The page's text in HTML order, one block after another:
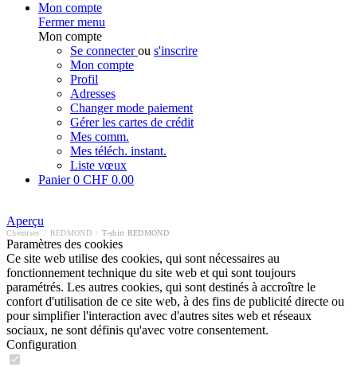
Mon compte
Fermer menu
Mon compte
Se connecterou s'inscrire
Mon compte
Profil
Adresses
Changer mode paiement
Gérer les cartes de crédit
Mes comm.
Mes téléch. instant.
Liste vœux
Panier0 CHF 0.00
Aperçu
Chemises REDMOND T-shirt REDMOND
Paramètres des cookies
Ce site web utilise des cookies, qui sont nécessaires au
fonctionnement technique du site web et qui sont toujours
paramétrés. Les autres cookies, qui sont destinés à accroître le
confort d'utilisation de ce site web, à des fins de publicité directe ou
pour simplifier l'interaction avec d'autres sites web et réseaux
sociaux, ne sont définis qu'avec votre consentement.
Configuration